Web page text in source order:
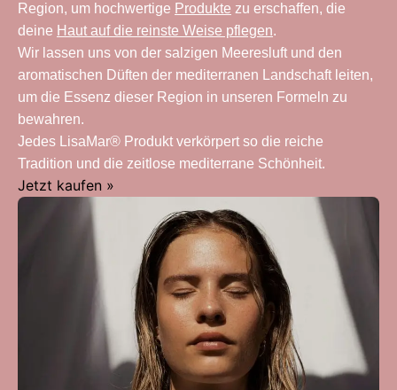
Region, um hochwertige Produkte zu erschaffen, die
deine Haut auf die reinste Weise pflegen.
Wir lassen uns von der salzigen Meeresluft und den
aromatischen Düften der mediterranen Landschaft leiten,
um die Essenz dieser Region in unseren Formeln zu
bewahren.
Jedes LisaMar® Produkt verkörpert so die reiche
Tradition und die zeitlose mediterrane Schönheit.
Jetzt kaufen »